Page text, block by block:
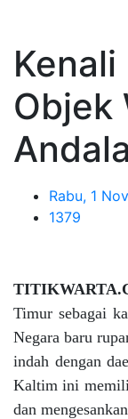
Objek
Rabu, 1
1379
Timur sebagai
Negara baru
indah dengan
Kaltim ini
dan